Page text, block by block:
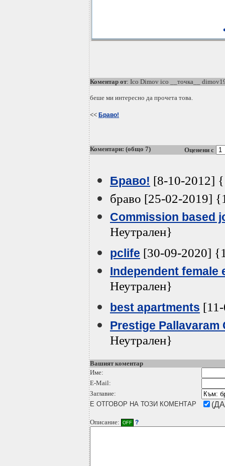
Коментар от: Ico Dimov ico __точка__
беше ми интересно да прочета това.
<< Браво!
Коментари: (общо 7) Оценени с
Браво! [8-10-2012]
браво [25-02-2019]
Commission based
Неутрален}
pclife [30-09-2020]
Independent female
Неутрален}
best apartments
Prestige
Неутрален}
Вашият коментар
Име:
E-Mail:
Заглавие:
Е ОТГОВОР НА ТОЗИ КОМЕНТАР
Описание: OFF ?